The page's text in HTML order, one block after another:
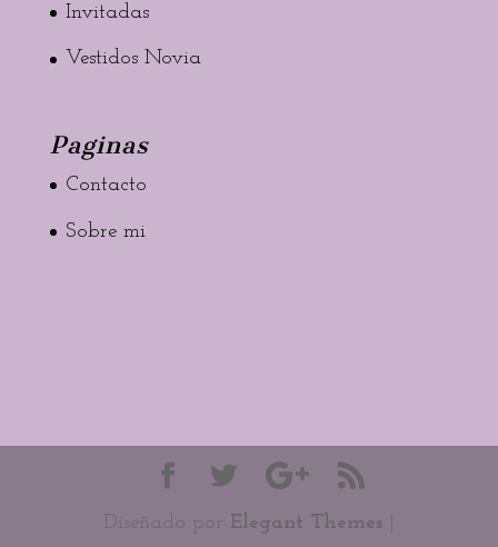
Invitadas
Vestidos Novia
Paginas
Contacto
Sobre mi
Diseñado por Elegant Themes